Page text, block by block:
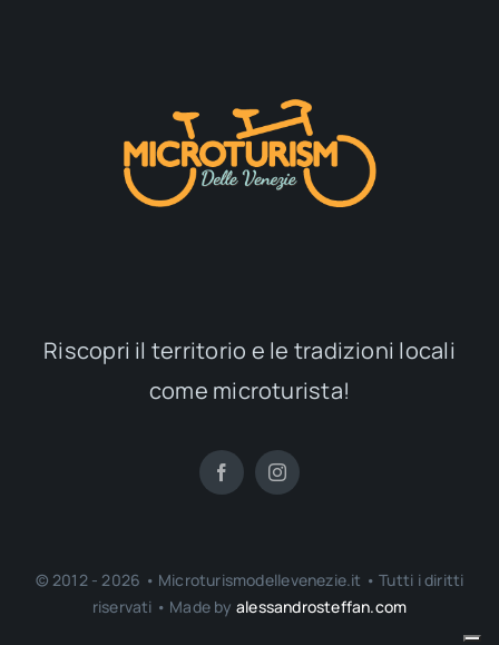
Riscopri il territorio e le tradizioni locali
come microturista!
© 2012 - 2026 • Microturismodellevenezie.it • Tutti i diritti
riservati • Made by alessandrosteffan.com